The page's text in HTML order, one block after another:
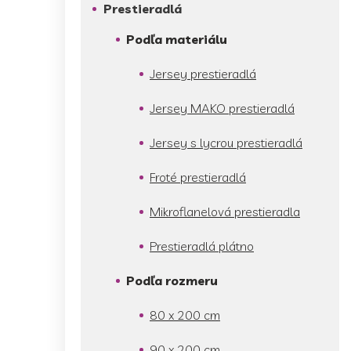
Prestieradlá
Podľa materiálu
Jersey prestieradlá
Jersey MAKO prestieradlá
Jersey s lycrou prestieradlá
Froté prestieradlá
Mikroflanelová prestieradla
Prestieradlá plátno
Podľa rozmeru
80 x 200 cm